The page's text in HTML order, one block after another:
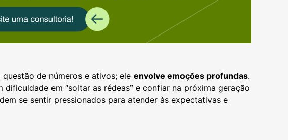
de números e ativos; ele envolve emoções profundas.
em “soltar as rédeas” e confiar na próxima geração
se sentir pressionados para atender às expectativas e